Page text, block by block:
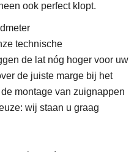
ook perfect klopt.
technische
de lat nóg hoger voor uw
de juiste marge bij het
montage van zuignappen
wij staan u graag